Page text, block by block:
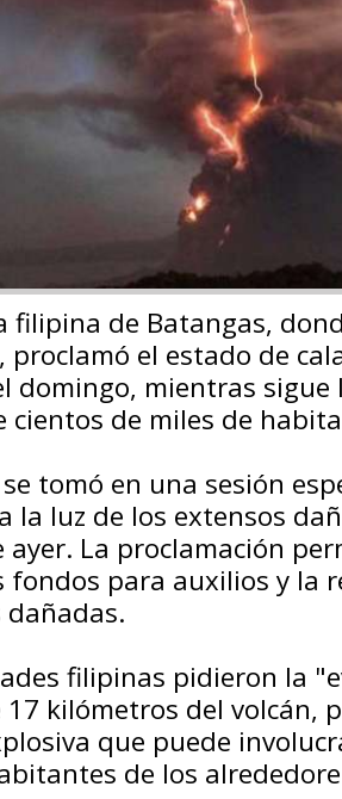
filipina de Batangas,
proclamó el estado de
domingo, mientras sigue
cientos de miles de
tomó en una sesión
la luz de los extensos
ayer. La proclamación
fondos para auxilios y la
filipinas pidieron la
kilómetros del volcán,
que puede
de los